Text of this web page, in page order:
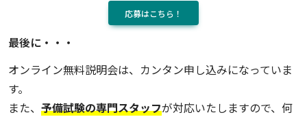
応募はこちら！
最後に・・・
オンライン無料説明会は、カンタン申し込みになっていま
す。
また、 予備試験の専門スタッフが対応いたしますので、何